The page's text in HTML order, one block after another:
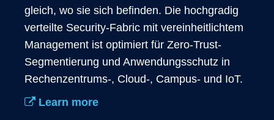
gleich, wo sie sich befinden. Die hochgradig
verteilte Security-Fabric mit vereinheitlichtem
Management ist optimiert für Zero-Trust-
Segmentierung und Anwendungsschutz in
Rechenzentrums-, Cloud-, Campus- und IoT.
Learn more